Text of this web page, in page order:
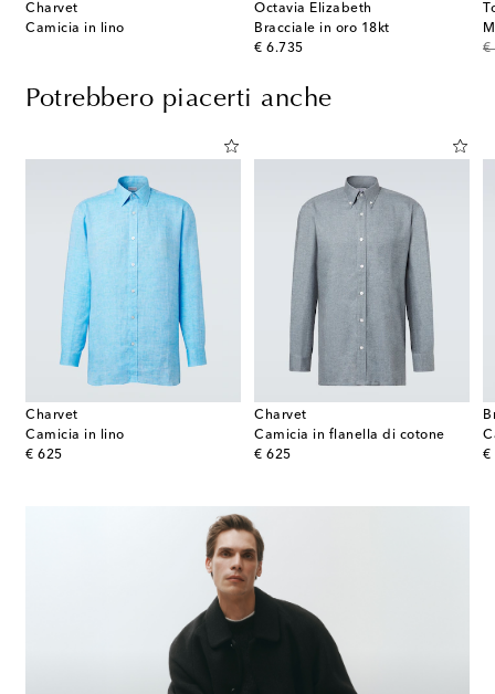
Charvet
Camicia in lino
Octavia Elizabeth
Bracciale in oro 18kt
€ 6.735
original price
€
Potrebbero piacerti anche
Charvet
Camicia in lino
€ 625
original price
Charvet
Camicia in flanella di cotone
€ 625
original price
€